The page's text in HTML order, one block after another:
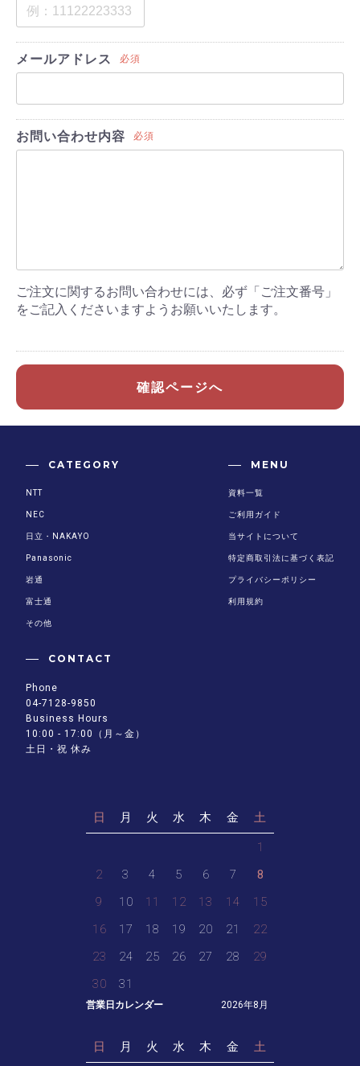
メールアドレス 必須
お問い合わせ内容 必須
ご注文に関するお問い合わせには、必ず「ご注文番号」
をご記入くださいますようお願いいたします。
確認ページへ
営業日カレンダー 2026年8月
日 月 火 水 木 金 土
1
2
3 4 5 6 7
8
9
10 11 12 13 14
15
16
17 18 19 20 21
22
23
24 25 26 27 28
29
30
31
日 月 火 水 木 金 土
CATEGORY
NTT
NEC
日立・NAKAYO
Panasonic
岩通
富士通
その他
MENU
資料一覧
ご利用ガイド
当サイトについて
特定商取引法に基づく表記
プライバシーポリシー
利用規約
CONTACT
Phone
04-7128-9850
Business Hours
10:00 - 17:00（月～金）
土日・祝 休み